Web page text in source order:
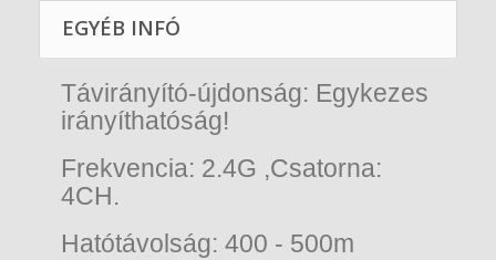
EGYÉB INFÓ
Távirányító-újdonság: Egykezes
irányíthatóság!
Frekvencia: 2.4G ,Csatorna:
4CH.
Hatótávolság: 400 - 500m